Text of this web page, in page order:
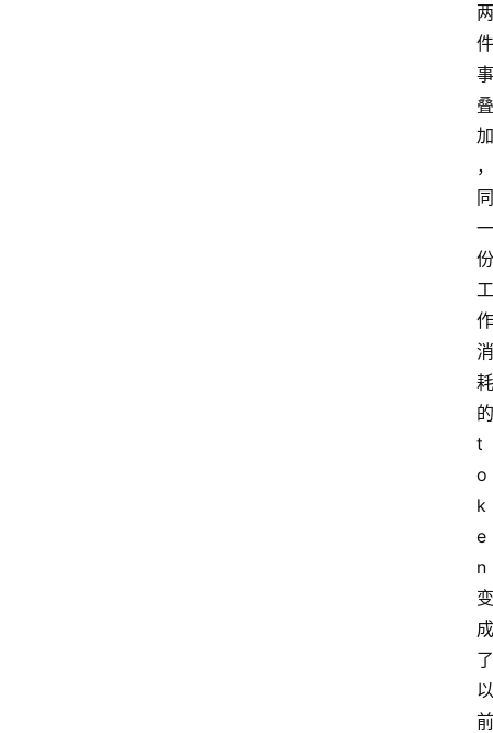
两
件
事
叠
加
，
同
一
份
工
作
消
耗
的
t
o
k
e
n
变
成
了
以
前